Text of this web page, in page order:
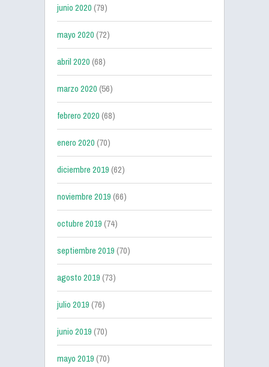
junio 2020(79)
mayo 2020(72)
abril 2020(68)
marzo 2020(56)
febrero 2020(68)
enero 2020(70)
diciembre 2019(62)
noviembre 2019(66)
octubre 2019(74)
septiembre 2019(70)
agosto 2019(73)
julio 2019(76)
junio 2019(70)
mayo 2019(70)